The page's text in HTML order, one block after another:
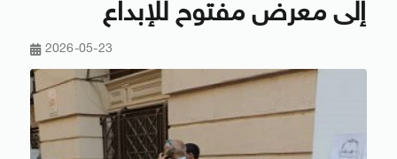
إلى معرض مفتوح للإبداع
2026-05-23